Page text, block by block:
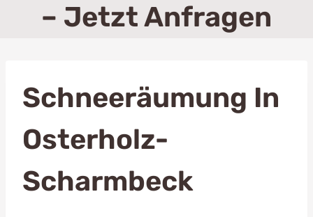
– Jetzt Anfragen
Schneeräumung In
Osterholz-
Scharmbeck